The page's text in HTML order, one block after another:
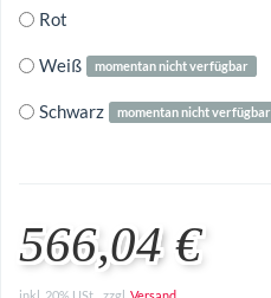
Rot
Weiß momentan nicht verfügbar
Schwarz momentan nicht verfügbar
566,04 €
inkl. 20% USt. , zzgl. Versand